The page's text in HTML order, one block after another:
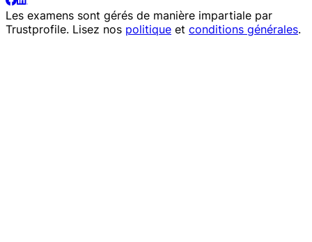
Les examens sont gérés de manière impartiale par
Trustprofile. Lisez nos politique et conditions générales.